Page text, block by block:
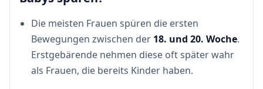
Die meisten Frauen spüren die ersten
Bewegungen zwischen der 18. und 20. Woche.
Erstgebärende nehmen diese oft später wahr
als Frauen, die bereits Kinder haben.